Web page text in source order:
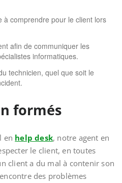
à comprendre pour le client lors
afin de communiquer les
informatiques.
technicien, quel que soit le
formés
en help desk, notre agent en
le client, en toutes
client a du mal à contenir son
des problèmes